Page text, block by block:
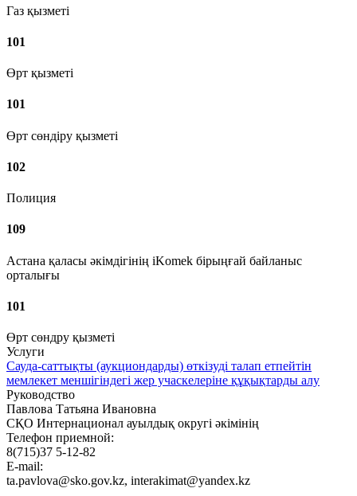
Газ қызметі
101
Өрт қызметі
101
Өрт сөндіру қызметі
102
Полиция
109
Астана қаласы әкімдігінің iKomek бірыңғай байланыс
орталығы
101
Өрт сөндру қызметі
Услуги
Сауда-саттықты (аукциондарды) өткізуді талап етпейтін
мемлекет меншігіндегі жер учаскелеріне құқықтарды алу
Руководство
Павлова Татьяна Ивановна
СҚО Интернационал ауылдық округі әкімінің
Телефон приемной:
8(715)37 5-12-82
E-mail:
ta.pavlova@sko.gov.kz, interakimat@yandex.kz